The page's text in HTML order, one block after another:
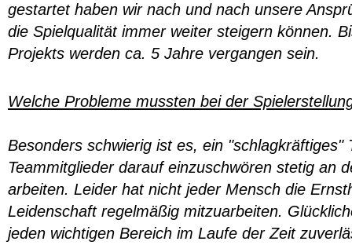
gestartet haben wir nach und nach unsere
die Spielqualität immer weiter steigern können.
Projekts werden ca. 5 Jahre vergangen sein.
Welche Probleme mussten bei der
Besonders schwierig ist es, ein "schlagkräftiges"
Teammitglieder darauf einzuschwören stetig an
arbeiten. Leider hat nicht jeder Mensch die
Leidenschaft regelmäßig mitzuarbeiten.
jeden wichtigen Bereich im Laufe der Zeit